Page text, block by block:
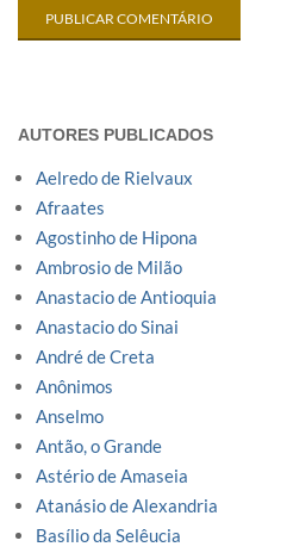
AUTORES PUBLICADOS
Aelredo de Rielvaux
Afraates
Agostinho de Hipona
Ambrosio de Milão
Anastacio de Antioquia
Anastacio do Sinai
André de Creta
Anônimos
Anselmo
Antão, o Grande
Astério de Amaseia
Atanásio de Alexandria
Basílio da Selêucia